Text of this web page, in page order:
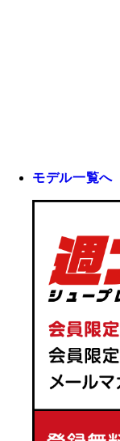
モデル一覧へ